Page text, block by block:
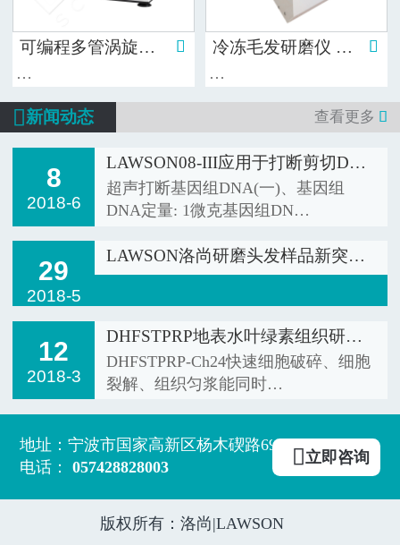
可编程多管涡旋振荡器 DHM-300T

…
冷冻毛发研磨仪 动物毛发研磨器DHFSTPRP-CL24

…
查看更多 
新闻动态
8
2018-6
LAWSON08-III应用于打断剪切DNA基因…
超声打断基因组DNA(一)、基因组
DNA定量: 1微克基因组DN…
29
2018-5
LAWSON洛尚研磨头发样品新突破！快速…
12
2018-3
DHFSTPRP地表水叶绿素组织研磨器-Ch…
DHFSTPRP-Ch24快速细胞破碎、细胞
裂解、组织匀浆能同时…
立即咨询
地址：宁波市国家高新区杨木碶路690号
电话：057428828003
版权所有：洛尚|LAWSON